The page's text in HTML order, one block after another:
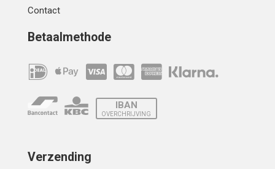
Contact
Betaalmethode
IBAN
OVERCHRIJVING
Verzending